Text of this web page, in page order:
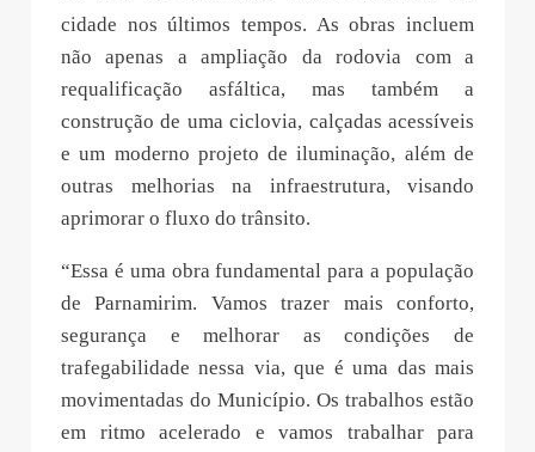
cidade nos últimos tempos. As obras incluem
não apenas a ampliação da rodovia com a
requalificação asfáltica, mas também a
construção de uma ciclovia, calçadas acessíveis
e um moderno projeto de iluminação, além de
outras melhorias na infraestrutura, visando
aprimorar o fluxo do trânsito.
“Essa é uma obra fundamental para a população
de Parnamirim. Vamos trazer mais conforto,
segurança e melhorar as condições de
trafegabilidade nessa via, que é uma das mais
movimentadas do Município. Os trabalhos estão
em ritmo acelerado e vamos trabalhar para